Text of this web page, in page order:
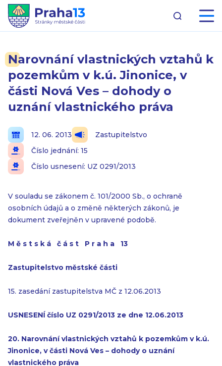
Narovnání vlastnických vztahů k
pozemkům v k.ú. Jinonice, v
části Nová Ves – dohody o
uznání vlastnického práva
12. 06. 2013
Zastupitelstvo
Číslo jednání: 15
Číslo usnesení: UZ 0291/2013
V souladu se zákonem č. 101/2000 Sb., o ochraně
osobních údajů a o změně některých zákonů, je
dokument zveřejněn v upravené podobě.
M ě s t s k á č á s t P r a h a 13
Zastupitelstvo městské části
15. zasedání zastupitelstva MČ z 12.06.2013
USNESENÍ číslo UZ 0291/2013 ze dne 12.06.2013
20. Narovnání vlastnických vztahů k pozemkům v k.ú.
Jinonice, v části Nová Ves – dohody o uznání
vlastnického práva